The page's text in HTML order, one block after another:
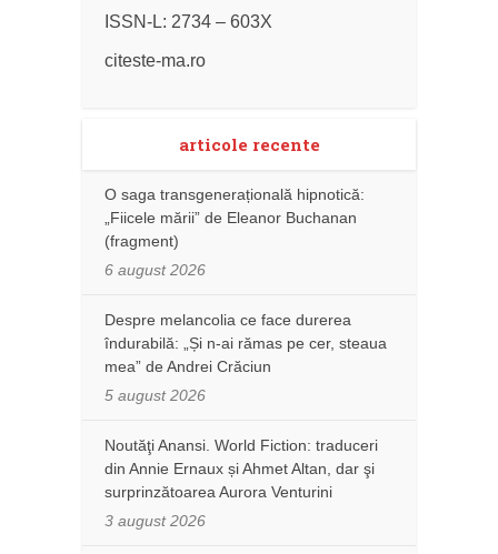
ISSN-L: 2734 – 603X
citeste-ma.ro
articole recente
O saga transgenerațională hipnotică:
„Fiicele mării” de Eleanor Buchanan
(fragment)
6 august 2026
Despre melancolia ce face durerea
îndurabilă: „Și n-ai rămas pe cer, steaua
mea” de Andrei Crăciun
5 august 2026
Noutăţi Anansi. World Fiction: traduceri
din Annie Ernaux și Ahmet Altan, dar şi
surprinzătoarea Aurora Venturini
3 august 2026